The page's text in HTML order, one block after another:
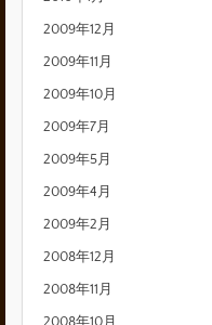
2009年12月
2009年11月
2009年10月
2009年7月
2009年5月
2009年4月
2009年2月
2008年12月
2008年11月
2008年10月